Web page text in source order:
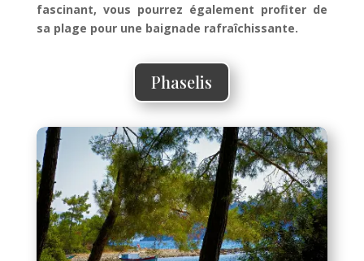
fascinant, vous pourrez également profiter de
sa plage pour une baignade rafraîchissante.
Phaselis